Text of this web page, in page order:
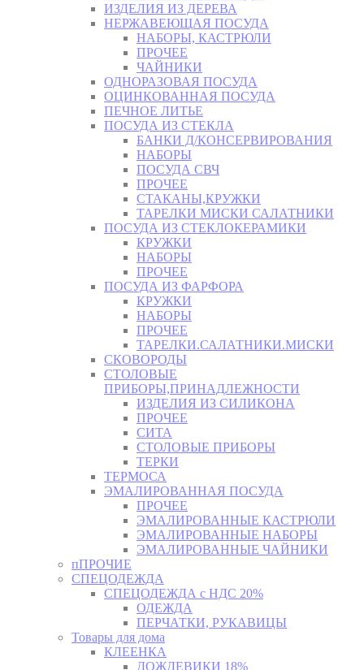
ИЗДЕЛИЯ ИЗ ДЕРЕВА
НЕРЖАВЕЮЩАЯ ПОСУДА
НАБОРЫ, КАСТРЮЛИ
ПРОЧЕЕ
ЧАЙНИКИ
ОДНОРАЗОВАЯ ПОСУДА
ОЦИНКОВАННАЯ ПОСУДА
ПЕЧНОЕ ЛИТЬЕ
ПОСУДА ИЗ СТЕКЛА
БАНКИ Д/КОНСЕРВИРОВАНИЯ
НАБОРЫ
ПОСУДА СВЧ
ПРОЧЕЕ
СТАКАНЫ,КРУЖКИ
ТАРЕЛКИ МИСКИ САЛАТНИКИ
ПОСУДА ИЗ СТЕКЛОКЕРАМИКИ
КРУЖКИ
НАБОРЫ
ПРОЧЕЕ
ПОСУДА ИЗ ФАРФОРА
КРУЖКИ
НАБОРЫ
ПРОЧЕЕ
ТАРЕЛКИ.САЛАТНИКИ.МИСКИ
СКОВОРОДЫ
СТОЛОВЫЕ
ПРИБОРЫ,ПРИНАДЛЕЖНОСТИ
ИЗДЕЛИЯ ИЗ СИЛИКОНА
ПРОЧЕЕ
СИТА
СТОЛОВЫЕ ПРИБОРЫ
ТЕРКИ
ТЕРМОСА
ЭМАЛИРОВАННАЯ ПОСУДА
ПРОЧЕЕ
ЭМАЛИРОВАННЫЕ КАСТРЮЛИ
ЭМАЛИРОВАННЫЕ НАБОРЫ
ЭМАЛИРОВАННЫЕ ЧАЙНИКИ
пПРОЧИЕ
СПЕЦОДЕЖДА
СПЕЦОДЕЖДА с НДС 20%
ОДЕЖДА
ПЕРЧАТКИ, РУКАВИЦЫ
Товары для дома
КЛЕЕНКА
ДОЖДЕВИКИ 18%